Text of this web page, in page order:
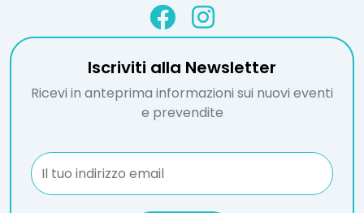
Iscriviti alla Newsletter
Ricevi in anteprima informazioni sui nuovi eventi
e prevendite